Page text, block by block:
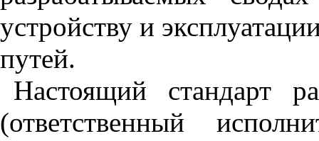
устройству и
путей.
Настоящий стандарт
(ответственный